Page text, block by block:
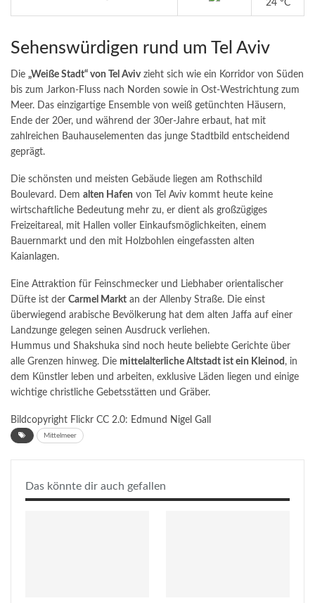
24 °C
Sehenswürdigen rund um Tel Aviv
Die „Weiße Stadt“ von Tel Avivzieht sich wie ein Korridor von Süden
bis zum Jarkon-Fluss nach Norden sowie in Ost-Westrichtung zum
Meer. Das einzigartige Ensemble von weiß getünchten Häusern,
Ende der 20er, und während der 30er-Jahre erbaut, hat mit
zahlreichen Bauhauselementen das junge Stadtbild entscheidend
geprägt.
Die schönsten und meisten Gebäude liegen am Rothschild
Boulevard. Dem alten Hafen von Tel Aviv kommt heute keine
wirtschaftliche Bedeutung mehr zu, er dient als großzügiges
Freizeitareal, mit Hallen voller Einkaufsmöglichkeiten, einem
Bauernmarkt und den mit Holzbohlen eingefassten alten
Kaianlagen.
Eine Attraktion für Feinschmecker und Liebhaber orientalischer
Düfte ist der Carmel Markt an der Allenby Straße. Die einst
überwiegend arabische Bevölkerung hat dem alten Jaffa auf einer
Landzunge gelegen seinen Ausdruck verliehen.
Hummus und Shakshuka sind noch heute beliebte Gerichte über
alle Grenzen hinweg. Die mittelalterliche Altstadt ist ein Kleinod , in
dem Künstler leben und arbeiten, exklusive Läden liegen und einige
wichtige christliche Gebetsstätten und Gräber.
Bildcopyright Flickr CC 2.0: Edmund Nigel Gall
Mittelmeer
Das könnte dir auch gefallen